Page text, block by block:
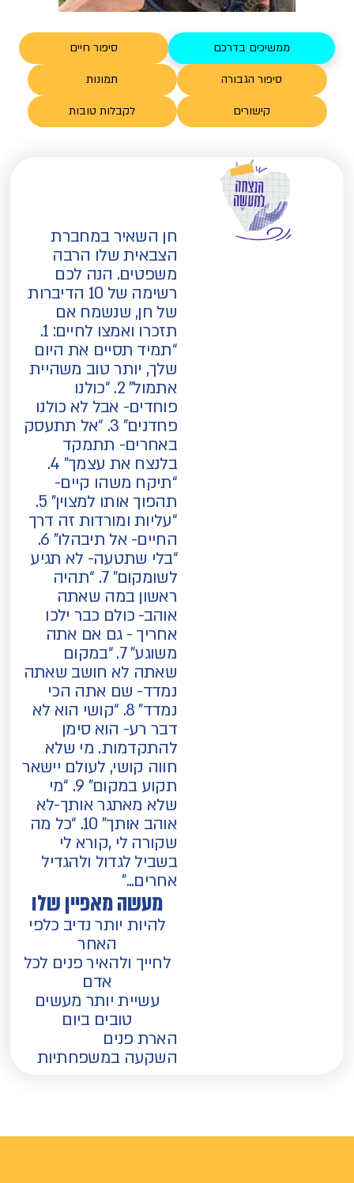
ממשיכים בדרכם סיפור חיים
סיפור הגבורה
לקבלות טובות
חן השאיר במחברת
הצבאית שלו הרבה
משפטים. הנה לכם
רשימה של 10 הדיברות
של חן, שנשמח אם
תזכרו ואמצו לחיים: 1.
“תמיד תסיים את היום
שלך, יותר טוב משהיית
אתמול” 2. “כולנו
פוחדים- אבל לא כולנו
פחדנים” 3. “אל תתעסק
באחרים- תתמקד
בלנצח את עצמך” 4.
“תיקח משהו קיים-
תהפוך אותו למצוין” 5.
“עליות ומורדות זה דרך
החיים- אל תיבהלו” 6.
“בלי שתטעה- לא תגיע
לשומקום” 7. “תהיה
ראשון במה שאתה
אוהב- כולם כבר ילכו
אחריך - גם אם אתה
משוגע” 7. “במקום
שאתה לא חושב שאתה
נמדד- שם אתה הכי
נמדד” 8. “קושי הוא לא
דבר רע- הוא סימן
להתקדמות. מי שלא
חווה קושי, לעולם יישאר
תקוע במקום” 9. “מי
שלא מאתגר אותך-לא
אוהב אותך” 10. “כל מה
שקורה לי ,קורא לי
בשביל לגדול ולהגדיל
אחרים...”
מעשה מאפיין שלו
להיות יותר נדיב כלפי
לחייך ולהאיר פנים לכל
עשיית יותר מעשים
טובים ביום
הארת פנים
השקעה במשפחתיות